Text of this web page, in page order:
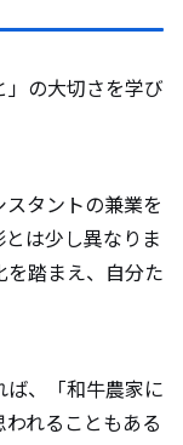
」の大切さを学び
タントの兼業を
は少し異なりま
踏まえ、自分た
ば、「和牛農家に
れることもある